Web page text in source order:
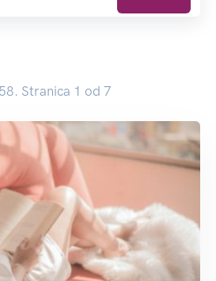
Stranica 1 od 7